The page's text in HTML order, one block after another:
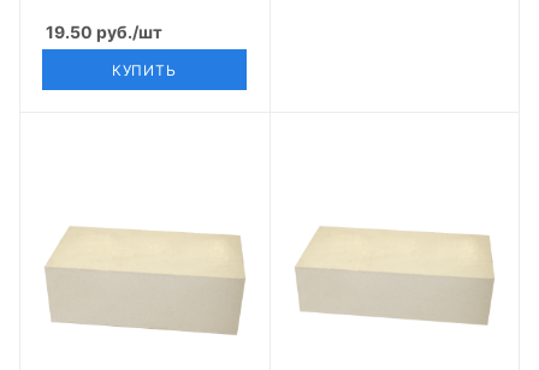
19.50 руб./шт
КУПИТЬ